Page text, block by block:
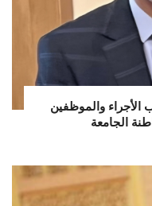
الأجراء والموظفين
الجامعة